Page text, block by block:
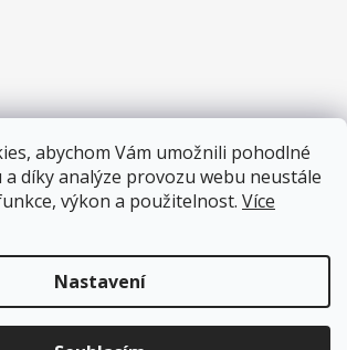
abychom Vám umožnili pohodlné
díky analýze provozu webu neustále
výkon a použitelnost. Více
Nastavení
Pěnové hračky. Všechna práva vyhrazena.